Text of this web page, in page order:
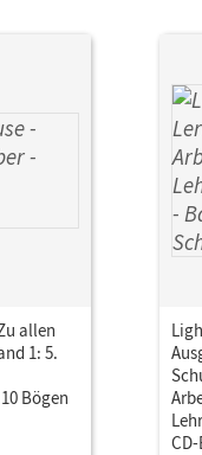
allen
1: 5.
Bögen